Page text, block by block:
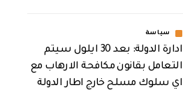
سياسة
ادارة الدولة: بعد 30 ايلول سيتم
التعامل بقانون مكافحة الارهاب مع
اي سلوك مسلح خارج اطار الدولة